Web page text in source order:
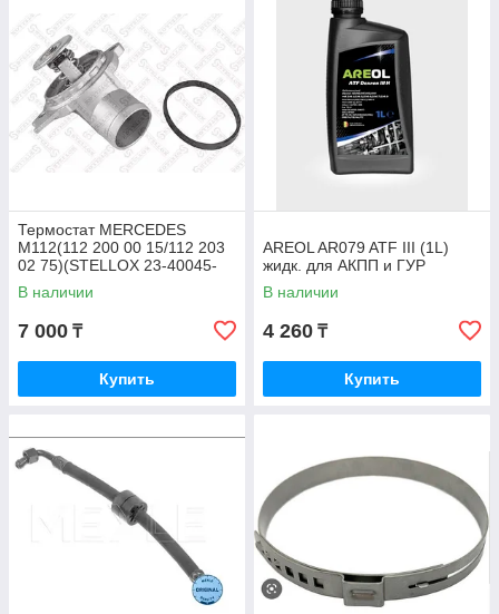
Термостат MERCEDES
M112(112 200 00 15/112 203
02 75)(STELLOX 23-40045-
SX)
В наличии
7 000 ₸
Купить
AREOL AR079 ATF III (1L)
жидк. для АКПП и ГУР
В наличии
4 260 ₸
Купить